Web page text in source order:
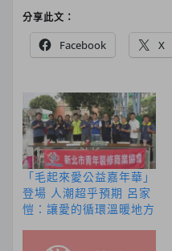
分享此文：
Facebook X
「毛起來愛公益嘉年華」
登場 人潮超乎預期 呂家
愷：讓愛的循環溫暖地方